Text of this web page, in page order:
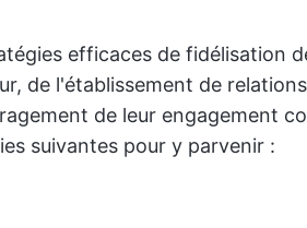
efficaces de fidélisation
de l'établissement de
de leur engagement
suivantes pour y parvenir :